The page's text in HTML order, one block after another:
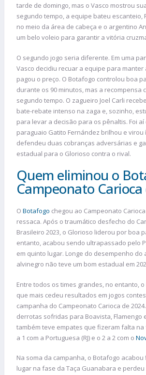
tarde de domingo, mas o Vasco mostrou
segundo tempo, a equipe bateu escanteio,
no meio da área de cabeça e o argentino
um belo voleio para garantir a vitória
O segundo jogo seria diferente. Em uma
Vasco decidiu recuar a equipe para manter
pagou o preço. O Botafogo controlou boa
durante os 90 minutos, mas a recompensa
segundo tempo. O zagueiro Joel Carli
bate-rebate intenso na zaga e, sozinho,
para levar a decisão para os pênaltis. Foi
paraguaio Gatito Fernández brilhou e virou
defendeu duas cobranças adversárias e
estadual para o Glorioso contra o rival.
Quem eliminou o
Campeonato Carioca
O Botafogo chegou ao Campeonato
ressaca. Após o traumático desfecho do
Brasileiro 2023, o Glorioso liderou por boa
entanto, acabou sendo ultrapassado pelo
em quinto lugar. Longe do desempenho do
alvinegro não teve um bom estadual em
Entre todos os times grandes, no entanto,
que mais cedeu resultados em jogos
campanha do Campeonato Carioca de
derrotas sofridas para Boavista, Flamengo
também teve empates que fizeram falta na
a 1 com a Portuguesa (RJ) e o 2 a 2 com o
Na soma da campanha, o Botafogo
lugar na fase da Taça Guanabara e